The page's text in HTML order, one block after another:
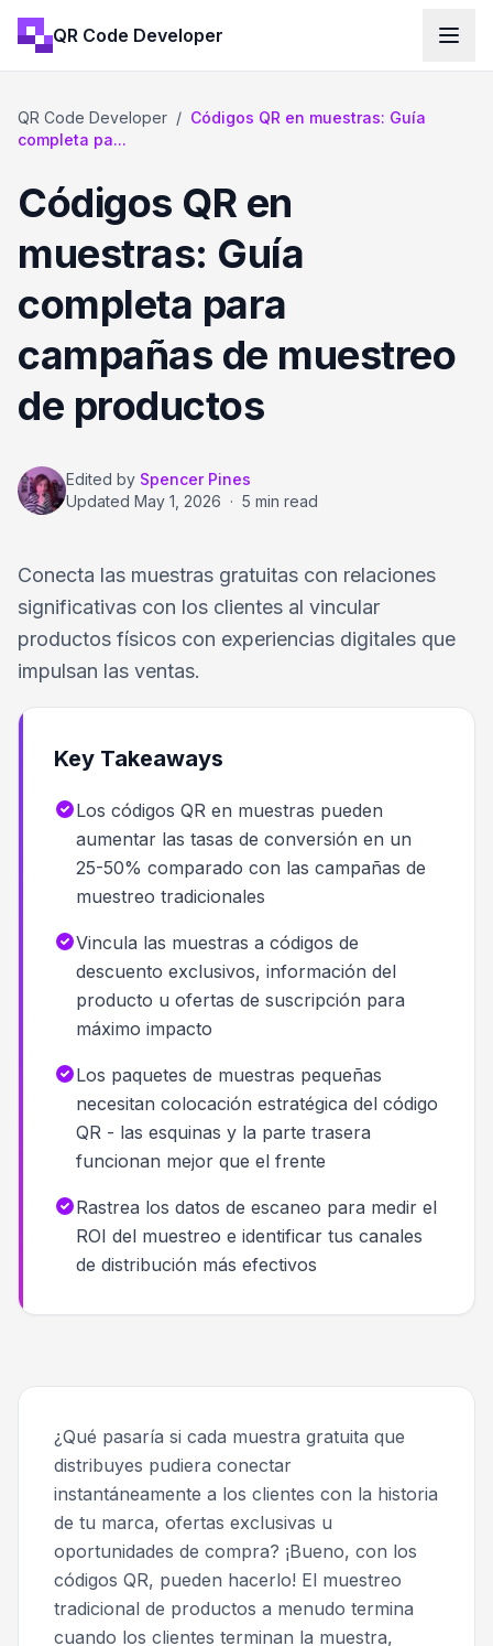
QR Code Developer
QR Code Developer / Códigos QR en muestras: Guía
completa pa...
Códigos QR en
muestras: Guía
completa para
campañas de muestreo
de productos
Edited by Spencer Pines
Updated May 1, 2026 · 5 min read
Conecta las muestras gratuitas con relaciones
significativas con los clientes al vincular
productos físicos con experiencias digitales que
impulsan las ventas.
Key Takeaways
Los códigos QR en muestras pueden
aumentar las tasas de conversión en un
25-50% comparado con las campañas de
muestreo tradicionales
Vincula las muestras a códigos de
descuento exclusivos, información del
producto u ofertas de suscripción para
máximo impacto
Los paquetes de muestras pequeñas
necesitan colocación estratégica del código
QR - las esquinas y la parte trasera
funcionan mejor que el frente
Rastrea los datos de escaneo para medir el
ROI del muestreo e identificar tus canales
de distribución más efectivos
¿Qué pasaría si cada muestra gratuita que
distribuyes pudiera conectar
instantáneamente a los clientes con la historia
de tu marca, ofertas exclusivas u
oportunidades de compra? ¡Bueno, con los
códigos QR, pueden hacerlo! El muestreo
tradicional de productos a menudo termina
cuando los clientes terminan la muestra,